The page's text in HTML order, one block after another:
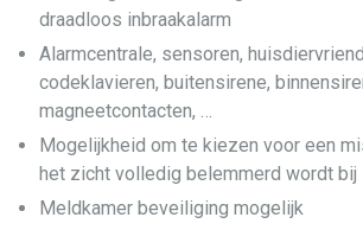
draadloos inbraakalarm
Alarmcentrale, sensoren,
codeklavieren, buitensirene,
magneetcontacten, …
Mogelijkheid om te kiezen voor een
het zicht volledig belemmerd wordt bij
Meldkamer beveiliging mogelijk